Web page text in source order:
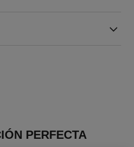
PERFECTA